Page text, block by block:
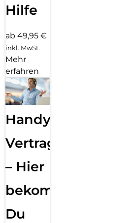
Hilfe
ab 49,95 €
inkl. MwSt.
Mehr
erfahren
Handy
Vertragsabwicklung
– Hier
bekommst
Du